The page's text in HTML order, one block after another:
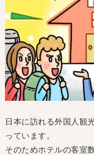
日本に訪れる外国人観
っています。
そのためホテルの客室